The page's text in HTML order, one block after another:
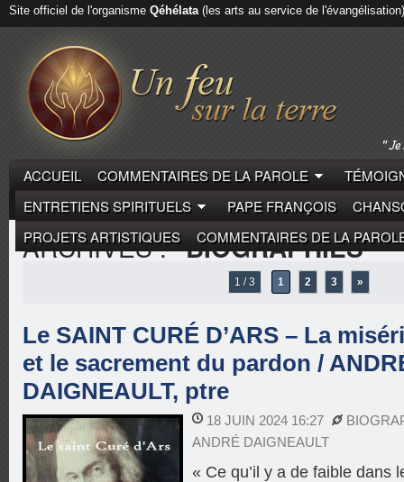
Site officiel de l'organisme Qéhélata(les arts au service de l'évangélisation)
ACCUEIL COMMENTAIRES DE LA PAROLE
ENTRETIENS SPIRITUELS
PAPE FRANÇOIS
PROJETS ARTISTIQUES
COMMENTAIRES DE LA
ARCHIVES :"BIOGRAPHIES"
1 / 3 1 2 3 »
Le SAINT CURÉ D’ARS – La
et le sacrement du pardon /
DAIGNEAULT, ptre
18 JUIN 2024 16:27
ANDRÉ DAIGNEAULT
« Ce qu’il y a de faible dans